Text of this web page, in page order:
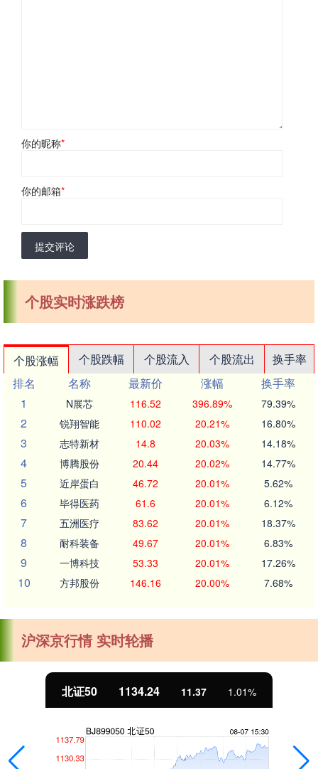
你的昵称*
你的邮箱*
提交评论
个股实时涨跌榜
个股涨幅 个股跌幅 个股流入 个股流出
换手率
排名
名称 最新价 涨幅
换手率
1
N展芯 116.52 396.89% 79.39%
2 锐翔智能 110.02 20.21% 16.80%
3 志特新材 14.8 20.03% 14.18%
4 博腾股份 20.44 20.02% 14.77%
5 近岸蛋白 46.72 20.01% 5.62%
6 毕得医药 61.6 20.01% 6.12%
7 五洲医疗 83.62 20.01% 18.37%
8 耐科装备 49.67 20.01% 6.83%
9 一博科技 53.33 20.01% 17.26%
10 方邦股份 146.16 20.00% 7.68%
沪深京行情 实时轮播
北证50 1134.24 11.37 1.01%